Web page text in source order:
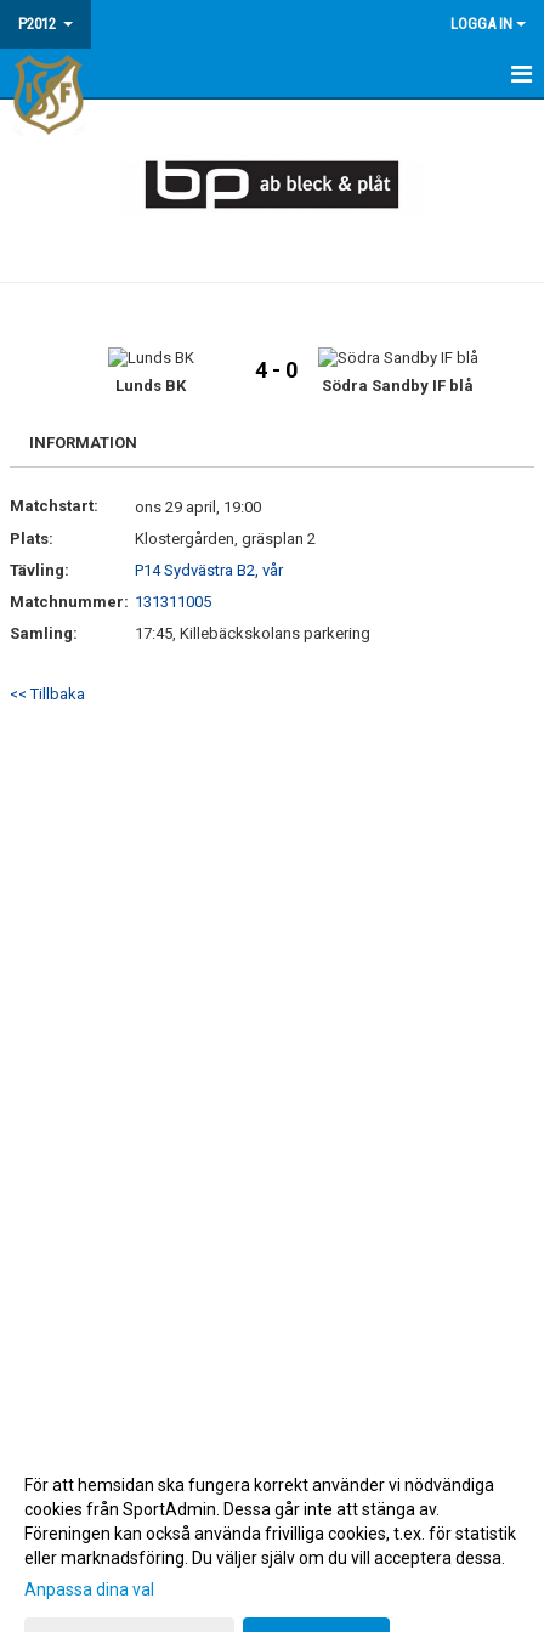
P2012 LOGGA IN
HEM
Lunds BK
4 - 0
Södra Sandby IF blå
INFORMATION
Matchstart:
ons 29 april, 19:00
Plats:
Klostergården, gräsplan 2
Tävling:
P14 Sydvästra B2, vår
Matchnummer: 131311005
Samling:
17:45, Killebäckskolans parkering
<< Tillbaka
Gå till Webbversion
För att hemsidan ska fungera korrekt använder vi nödvändiga
cookies från SportAdmin. Dessa går inte att stänga av.
Föreningen kan också använda frivilliga cookies, t.ex. för statistik
eller marknadsföring. Du väljer själv om du vill acceptera dessa.
Anpassa dina val